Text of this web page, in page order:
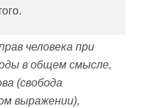
человека при
в общем смысле,
(свобода
выражении),